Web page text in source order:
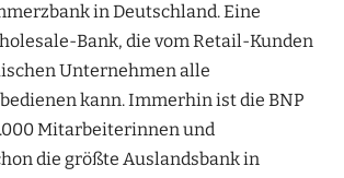
in Deutschland. Eine
Bank, die vom Retail-Kunden
Unternehmen alle
kann. Immerhin ist die BNP
Mitarbeiterinnen und
die größte Auslandsbank in